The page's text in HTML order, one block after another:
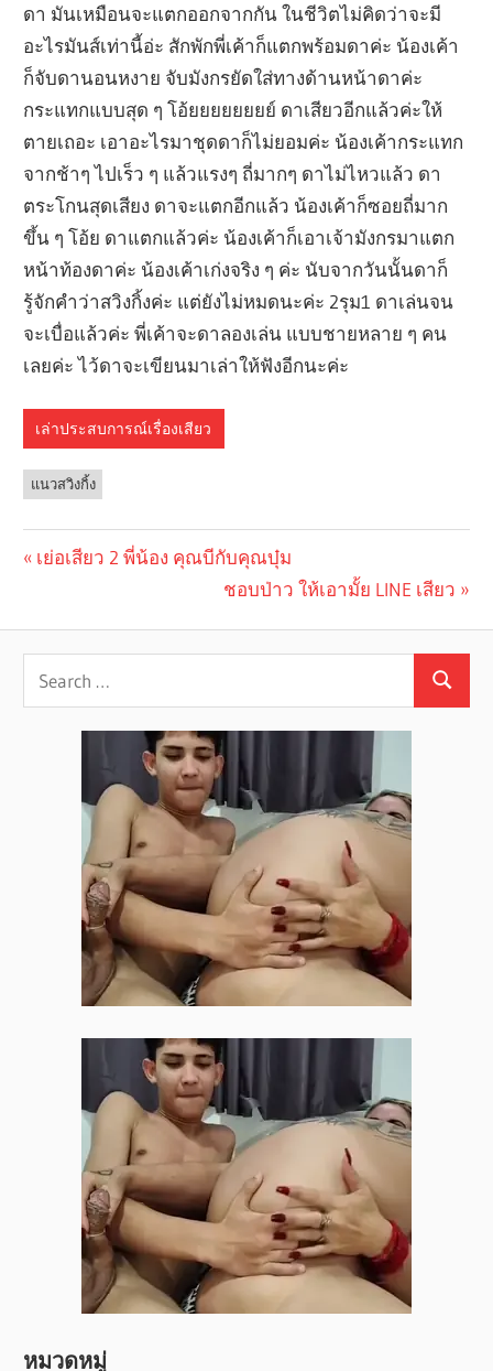
ดา มันเหมือนจะแตกออกจากกัน ในชีวิตไม่คิดว่าจะมี
อะไรมันส์เท่านี้อ่ะ สักพักพี่เค้าก็แตกพร้อมดาค่ะ น้องเค้า
ก็จับดานอนหงาย จับมังกรยัดใส่ทางด้านหน้าดาค่ะ
กระแทกแบบสุด ๆ โอ้ยยยยยยยย์ ดาเสียวอีกแล้วค่ะให้
ตายเถอะ เอาอะไรมาชุดดาก็ไม่ยอมค่ะ น้องเค้ากระแทก
จากช้าๆ ไปเร็ว ๆ แล้วแรงๆ ถี่มากๆ ดาไม่ไหวแล้ว ดา
ตระโกนสุดเสียง ดาจะแตกอีกแล้ว น้องเค้าก็ซอยถี่มาก
ขึ้น ๆ โอ้ย ดาแตกแล้วค่ะ น้องเค้าก็เอาเจ้ามังกรมาแตก
หน้าท้องดาค่ะ น้องเค้าเก่งจริง ๆ ค่ะ นับจากวันนั้นดาก็
รู้จักคำว่าสวิงกิ้งค่ะ แต่ยังไม่หมดนะค่ะ 2รุม1 ดาเล่นจน
จะเบื่อแล้วค่ะ พี่เค้าจะดาลองเล่น แบบชายหลาย ๆ คน
เลยค่ะ ไว้ดาจะเขียนมาเล่าให้ฟังอีกนะค่ะ
เล่าประสบการณ์เรื่องเสียว
แนวสวิงกิ้ง
navigation
Previous
เย่อเสียว 2 พี่น้อง คุณบีกับคุณบุ๋ม
Next
ชอบป่าว ให้เอามั้ย LINE เสียว
หมวดหมู่